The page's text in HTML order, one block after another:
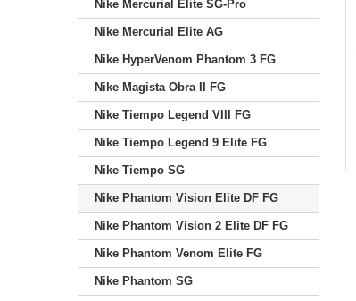
Nike Mercurial Elite SG-Pro
Nike Mercurial Elite AG
Nike HyperVenom Phantom 3 FG
Nike Magista Obra II FG
Nike Tiempo Legend VIII FG
Nike Tiempo Legend 9 Elite FG
Nike Tiempo SG
Nike Phantom Vision Elite DF FG
Nike Phantom Vision 2 Elite DF FG
Nike Phantom Venom Elite FG
Nike Phantom SG